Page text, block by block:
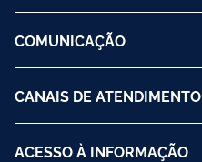
COMUNICAÇÃO
CANAIS DE ATENDIMENTO
ACESSO À INFORMAÇÃO